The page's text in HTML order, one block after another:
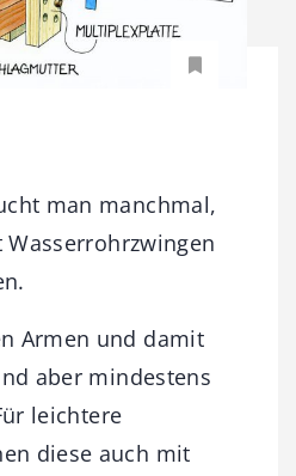
man manchmal,
Armen und damit
aber mindestens
leichtere
diese auch mit